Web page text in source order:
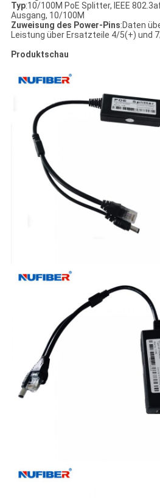
Typ:10/100M PoE Splitter, IEEE
Ausgang, 10/100M
Zuweisung des Power-Pins:Daten
Leistung über Ersatzteile 4/5(+) und
Produktschau